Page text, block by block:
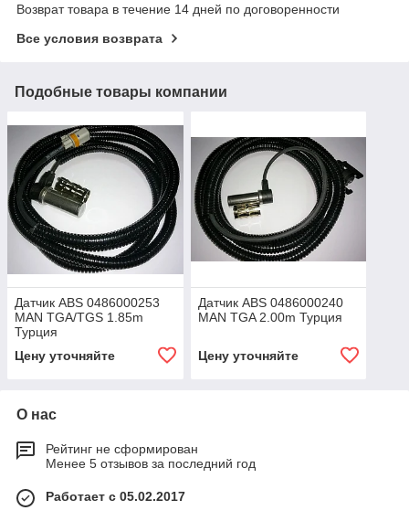
Возврат товара в течение 14 дней по договоренности
Все условия возврата
Подобные товары компании
Датчик ABS 0486000253
MAN TGA/TGS 1.85m
Турция
Цену уточняйте
Датчик ABS 0486000240
MAN TGA 2.00m Турция
Цену уточняйте
О нас
Рейтинг не сформирован
Менее 5 отзывов за последний год
Работает с 05.02.2017